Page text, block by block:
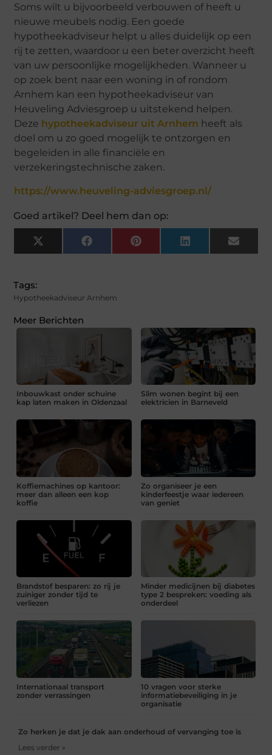
Soms wilt u bijvoorbeeld verbouwen of heeft u
nieuwe meubels nodig. Een goede
hypotheekadviseur helpt u alles duidelijk op een
rij te zetten, waardoor u een beter overzicht heeft
van uw persoonlijke mogelijkheden. Wanneer u
op zoek bent naar een woning in of rondom
Arnhem kan een hypotheekadviseur van
Heuveling Adviesgroep u uitstekend helpen.
Deze hypotheekadviseur uit Arnhem heeft als
doel om u zo goed mogelijk te ontzorgen en
begeleiden in alle financiële en
verzekeringstechnische zaken.
https://www.heuveling-adviesgroep.nl/
Goed artikel? Deel hem dan op:
X
(Twitter)
Facebook Pinterest LinkedIn Email
Tags:
Hypotheekadviseur Arnhem
Meer Berichten
Inbouwkast onder schuine
kap laten maken in Oldenzaal
Slim wonen begint bij een
elektricien in Barneveld
Koffiemachines op kantoor:
meer dan alleen een kop
koffie
Zo organiseer je een
kinderfeestje waar iedereen
van geniet
Brandstof besparen: zo rij je
zuiniger zonder tijd te
verliezen
Minder medicijnen bij diabetes
type 2 bespreken: voeding als
onderdeel
Internationaal transport
zonder verrassingen
10 vragen voor sterke
informatiebeveiliging in je
organisatie
Zo herken je dat je dak aan onderhoud of vervanging toe is
Lees verder »